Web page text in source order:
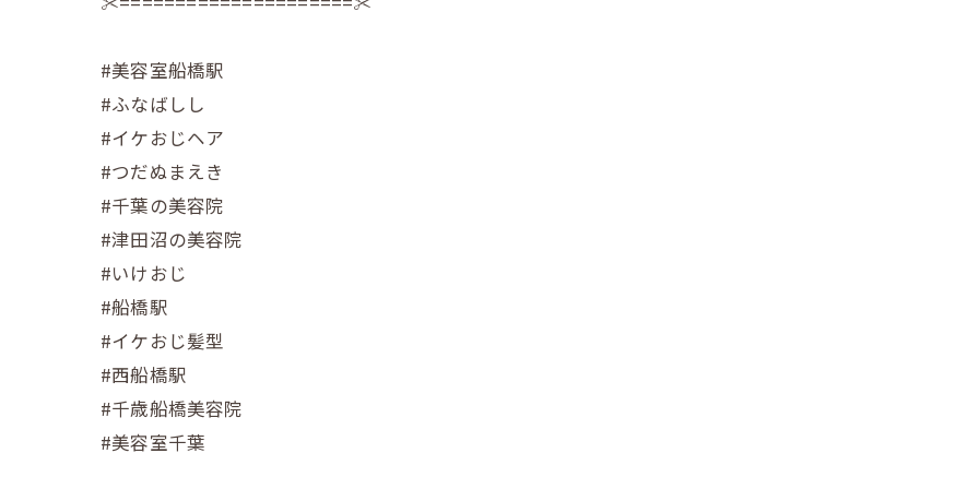
#美容室船橋駅
#ふなばしし
#イケおじヘア
#つだぬまえき
#千葉の美容院
#津田沼の美容院
#いけおじ
#船橋駅
#イケおじ髪型
#西船橋駅
#千歳船橋美容院
#美容室千葉